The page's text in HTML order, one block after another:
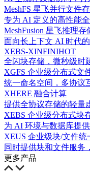
MeshFS 星飞并行文件
专为 AI 定义的高性能
MeshFusion 星飞推理存
面向长上下文 AI 时代
XEBS-XINFINIHOT
全闪块存储，微秒级时
XGFS 企业级分布式文
统一命名空间，多协议
XHERE 融合计算
提供全协议存储的轻量
XEBS 企业级分布式块
为 AI 环境与数据库提
XEUS 企业级块/文件统
同时提供块和文件服务
更多产品